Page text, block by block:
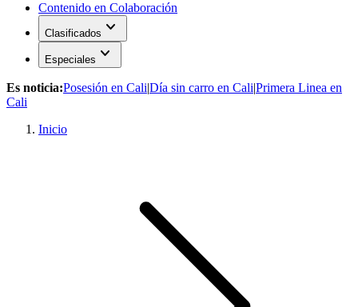
Contenido en Colaboración
Clasificados expand_more
Especiales expand_more
Es noticia:Posesión en Cali|Día sin carro en Cali|Primera Linea en
Cali
Inicio